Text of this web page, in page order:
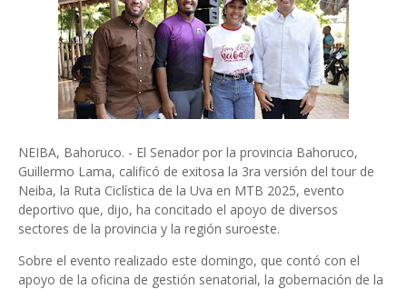
NEIBA, Bahoruco. - El Senador por la provincia Bahoruco,
Guillermo Lama, calificó de exitosa la 3ra versión del tour de
Neiba, la Ruta Ciclística de la Uva en MTB 2025, evento
deportivo que, dijo, ha concitado el apoyo de diversos
sectores de la provincia y la región suroeste.
Sobre el evento realizado este domingo, que contó con el
apoyo de la oficina de gestión senatorial, la gobernación de la